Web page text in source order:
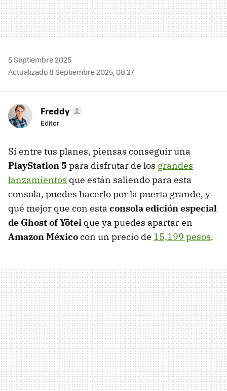
5 Septiembre 2025
Actualizado 8 Septiembre 2025, 08:27
Freddy
Editor
Si entre tus planes, piensas conseguir una
PlayStation 5 para disfrutar de los grandes
lanzamientos que están saliendo para esta
consola, puedes hacerlo por la puerta grande, y
qué mejor que con esta consola edición especial
de Ghost of Yōtei que ya puedes apartar en
Amazon Méxicocon un precio de 15,199 pesos.